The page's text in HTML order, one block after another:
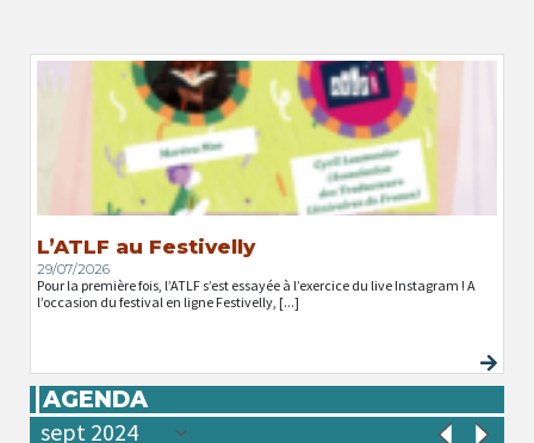
L’ATLF au Festivelly
29/07/2026
Pour la première fois, l’ATLF s’est essayée à l’exercice du live Instagram ! A
l’occasion du festival en ligne Festivelly, [...]
AGENDA